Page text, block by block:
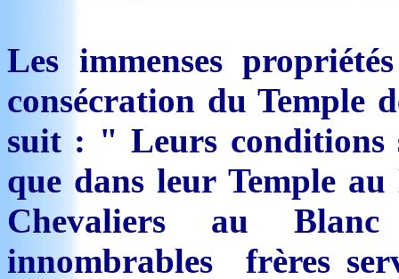
Les immenses
consécration du Temple
suit : " Leurs
que dans leur Temple
Chevaliers au
innombrables frères